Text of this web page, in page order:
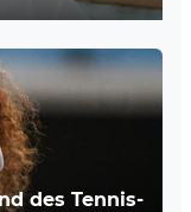
des Tennis-